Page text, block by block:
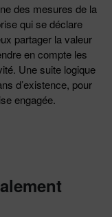
des mesures de la
qui se déclare
partager la valeur
en compte les
Une suite logique
d’existence, pour
engagée.